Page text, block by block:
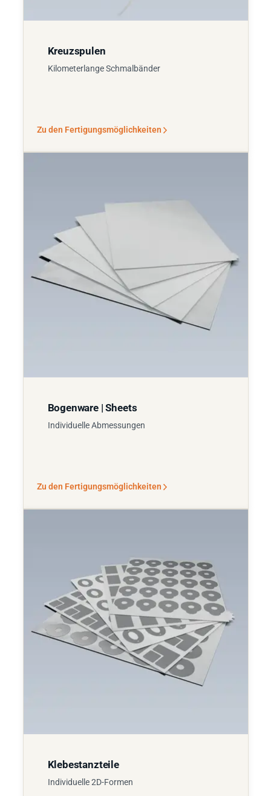
Kreuzspulen
Kilometerlange Schmalbänder
Zu den Fertigungsmöglichkeiten
Bogenware | Sheets
Individuelle Abmessungen
Zu den Fertigungsmöglichkeiten
Klebestanzteile
Individuelle 2D-Formen